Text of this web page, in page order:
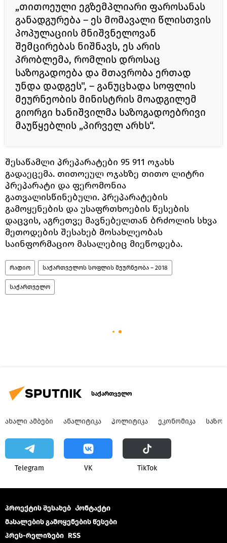
„თითოეული ეგზემპლიარი ფაროსანას
განადგურება – ეს მომავალი წლისთვის
პოპულაციის მნიშვნელოვან
შემცირებას ნიშნავს, ეს არის
პრობლემა, რომლის დროსაც
საზოგადოება და მთავრობა ერთად
უნდა დადგეს", – განუცხადა სოფლის
მეურნეობის მინისტრის მოადგილემ
გიორგი ხანიშვილმა საზოგადოებრივი
მაუწყებლის „პირველ არხს“.
შესაწამლი პრეპარატები 95 911 ოჯახს
გადაეცემა. თითოეულ ოჯახზე თითო ლიტრი
პრეპარატი და ფერომონია
გათვალისწინებული. პრეპარატების
გამოყენების და უსაფრთხოების წესების
დაცვის, აგრეთვე მავნებელთან ბრძოლის სხვა
მეთოდების შესახებ მოსახლეობას
საინფორმაციო მასალებიც მიეწოდება.
რადიო საქართველოს სოფლის მეურნეობა – 2018
საქართველო
საქართველო
ᲐᲮᲐᲚᲘ ᲐᲛᲑᲔᲑᲘ ᲐᲜᲐᲚᲘᲢᲘᲙᲐ ᲞᲝᲚᲘᲢᲘᲙᲐ ᲔᲙᲝᲜᲝᲛᲘᲙᲐ
Telegram VK ТikТоk
პროექტის შესახებ Კონტაქტი
მასალების გამოყენების წესები
პრეს-რელიზები RSS